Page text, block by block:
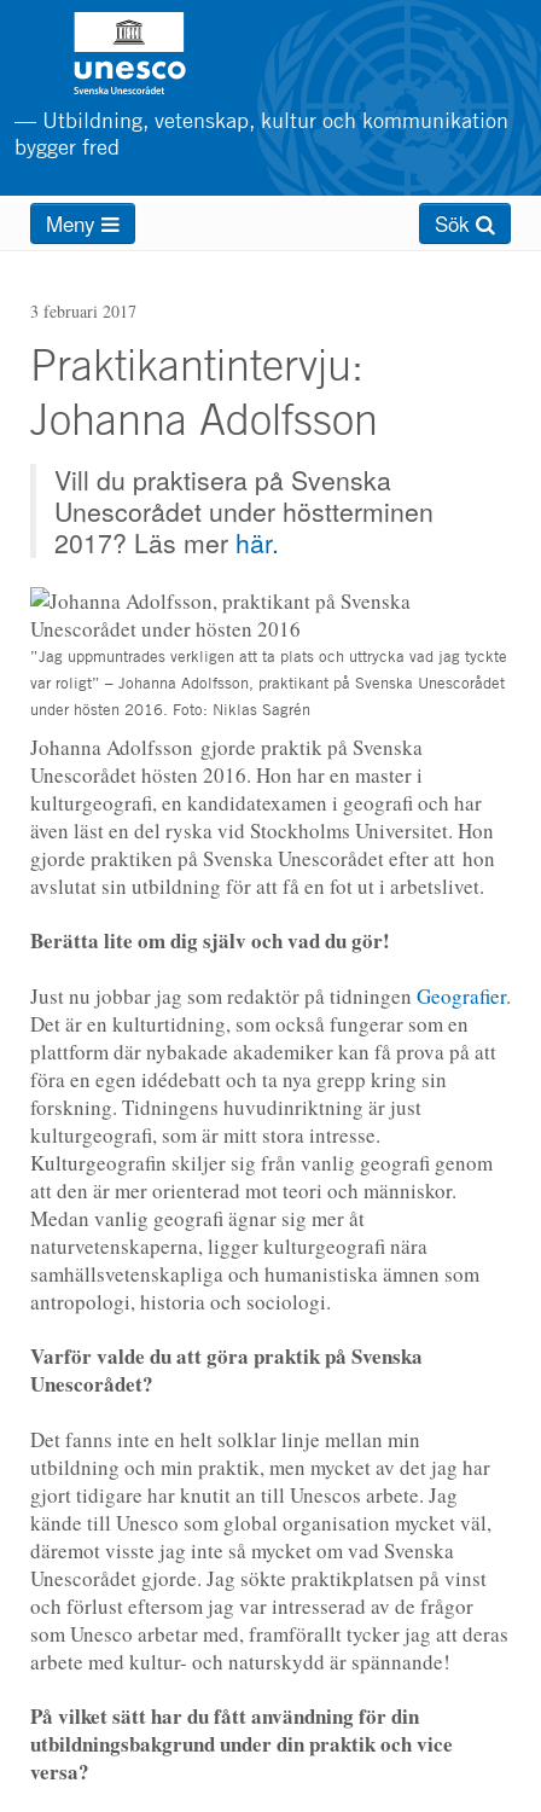
huvudinnehåll
— Utbildning, vetenskap, kultur och kommunikation
bygger fred
Main
menuMeny Sök
3 februari 2017
Praktikantintervju:
Johanna Adolfsson
Vill du praktisera på Svenska
Unescorådet under höstterminen
2017? Läs mer här.
”Jag uppmuntrades verkligen att ta plats och uttrycka vad jag tyckte
var roligt” – Johanna Adolfsson, praktikant på Svenska Unescorådet
under hösten 2016. Foto: Niklas Sagrén
Johanna Adolfsson gjorde praktik på Svenska
Unescorådet hösten 2016. Hon har en master i
kulturgeografi, en kandidatexamen i geografi och har
även läst en del ryska vid Stockholms Universitet. Hon
gjorde praktiken på Svenska Unescorådet efter att hon
avslutat sin utbildning för att få en fot ut i arbetslivet.
Berätta lite om dig själv och vad du gör!
Just nu jobbar jag som redaktör på tidningen Geografier.
Det är en kulturtidning, som också fungerar som en
plattform där nybakade akademiker kan få prova på att
föra en egen idédebatt och ta nya grepp kring sin
forskning. Tidningens huvudinriktning är just
kulturgeografi, som är mitt stora intresse.
Kulturgeografin skiljer sig från vanlig geografi genom
att den är mer orienterad mot teori och människor.
Medan vanlig geografi ägnar sig mer åt
naturvetenskaperna, ligger kulturgeografi nära
samhällsvetenskapliga och humanistiska ämnen som
antropologi, historia och sociologi.
Varför valde du att göra praktik på Svenska
Unescorådet?
Det fanns inte en helt solklar linje mellan min
utbildning och min praktik, men mycket av det jag har
gjort tidigare har knutit an till Unescos arbete. Jag
kände till Unesco som global organisation mycket väl,
däremot visste jag inte så mycket om vad Svenska
Unescorådet gjorde. Jag sökte praktikplatsen på vinst
och förlust eftersom jag var intresserad av de frågor
som Unesco arbetar med, framförallt tycker jag att deras
arbete med kultur- och naturskydd är spännande!
På vilket sätt har du fått användning för din
utbildningsbakgrund under din praktik och vice
versa?